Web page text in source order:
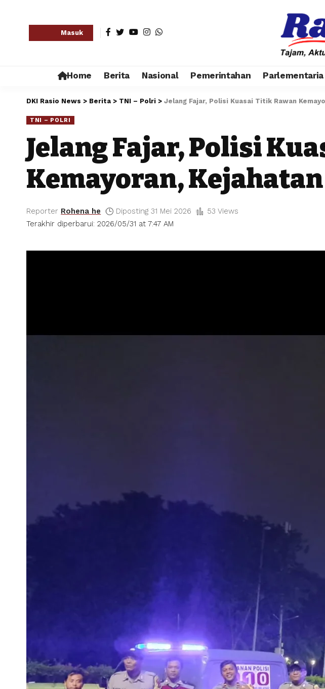
Masuk
Home Berita Nasional Pemerintahan Parlementaria
DKI Rasio News > Berita > TNI – Polri > Jelang Fajar, Polisi Kuasai Titik Rawan
TNI – POLRI
Jelang Fajar, Polisi
Kemayoran,
Terakhir diperbarui: 2026/05/31 at 7:47 AM
Reporter Rohena he Diposting 31 Mei 2026 53 Views